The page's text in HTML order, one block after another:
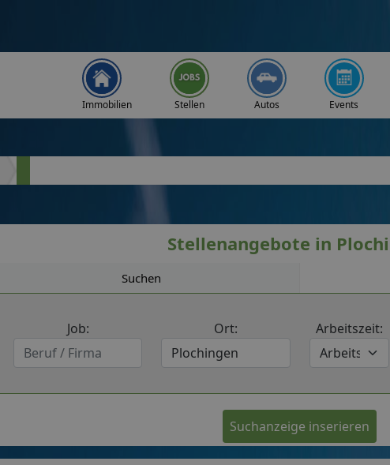
Immobilien Stellen Autos Events
Stellenangebote in
Suchen
Job: Ort: Arbeitszeit:
Suchanzeige inserieren